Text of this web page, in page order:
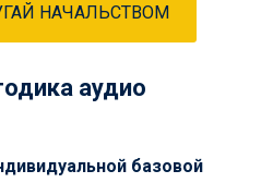
НАЧАЛЬСТВОМ
аудио
базовой